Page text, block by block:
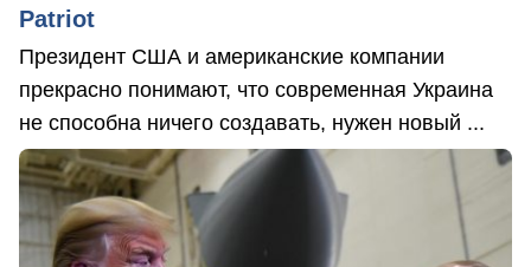
Patriot
Президент США и американские компании
прекрасно понимают, что современная Украина
не способна ничего создавать, нужен новый ...